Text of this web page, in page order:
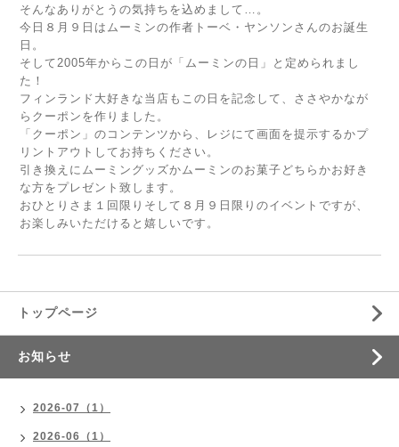
そんなありがとうの気持ちを込めまして…。
今日８月９日はムーミンの作者トーベ・ヤンソンさんのお誕生
日。
そして2005年からこの日が「ムーミンの日」と定められまし
た！
フィンランド大好きな当店もこの日を記念して、ささやかなが
らクーポンを作りました。
「クーポン」のコンテンツから、レジにて画面を提示するかプ
リントアウトしてお持ちください。
引き換えにムーミングッズかムーミンのお菓子どちらかお好き
な方をプレゼント致します。
おひとりさま１回限りそして８月９日限りのイベントですが、
お楽しみいただけると嬉しいです。
トップページ
お知らせ
2026-07（1）
2026-06（1）